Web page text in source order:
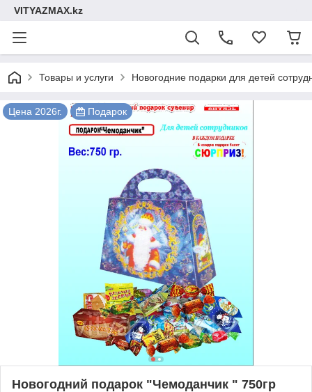
VITYAZMAX.kz
Товары и услуги Новогодние подарки для детей
Цена 2026г. Подарок
Новогодний подарок "Чемоданчик " 750гр